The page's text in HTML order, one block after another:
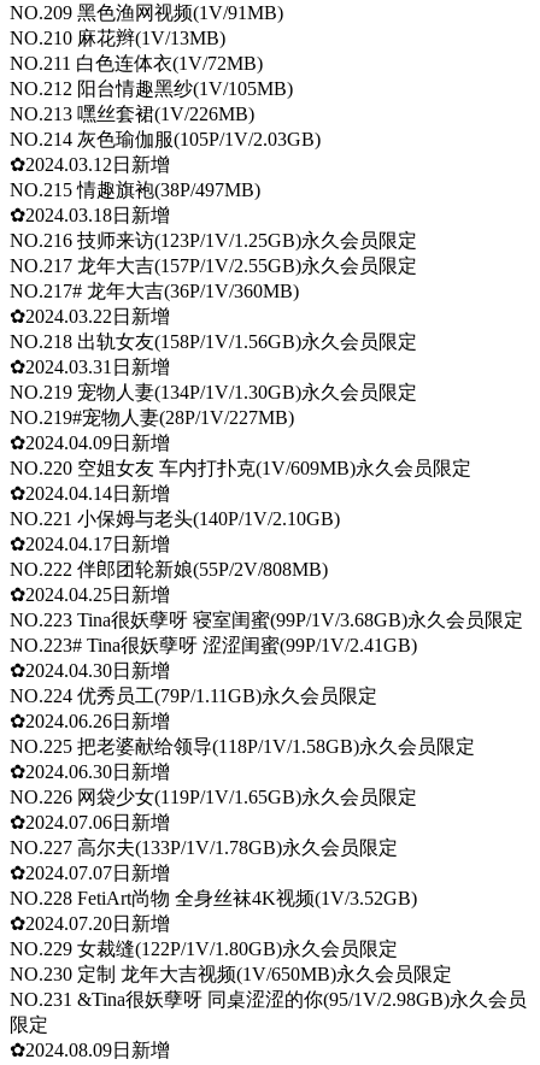
NO.209 黑色渔网视频(1V/91MB)
NO.210 麻花辫(1V/13MB)
NO.211 白色连体衣(1V/72MB)
NO.212 阳台情趣黑纱(1V/105MB)
NO.213 嘿丝套裙(1V/226MB)
NO.214 灰色瑜伽服(105P/1V/2.03GB)
✿2024.03.12日新增
NO.215 情趣旗袍(38P/497MB)
✿2024.03.18日新增
NO.216 技师来访(123P/1V/1.25GB)永久会员限定
NO.217 龙年大吉(157P/1V/2.55GB)永久会员限定
NO.217# 龙年大吉(36P/1V/360MB)
✿2024.03.22日新增
NO.218 出轨女友(158P/1V/1.56GB)永久会员限定
✿2024.03.31日新增
NO.219 宠物人妻(134P/1V/1.30GB)永久会员限定
NO.219#宠物人妻(28P/1V/227MB)
✿2024.04.09日新增
NO.220 空姐女友 车内打扑克(1V/609MB)永久会员限定
✿2024.04.14日新增
NO.221 小保姆与老头(140P/1V/2.10GB)
✿2024.04.17日新增
NO.222 伴郎团轮新娘(55P/2V/808MB)
✿2024.04.25日新增
NO.223 Tina很妖孽呀 寝室闺蜜(99P/1V/3.68GB)永久会员限定
NO.223# Tina很妖孽呀 涩涩闺蜜(99P/1V/2.41GB)
✿2024.04.30日新增
NO.224 优秀员工(79P/1.11GB)永久会员限定
✿2024.06.26日新增
NO.225 把老婆献给领导(118P/1V/1.58GB)永久会员限定
✿2024.06.30日新增
NO.226 网袋少女(119P/1V/1.65GB)永久会员限定
✿2024.07.06日新增
NO.227 高尔夫(133P/1V/1.78GB)永久会员限定
✿2024.07.07日新增
NO.228 FetiArt尚物 全身丝袜4K视频(1V/3.52GB)
✿2024.07.20日新增
NO.229 女裁缝(122P/1V/1.80GB)永久会员限定
NO.230 定制 龙年大吉视频(1V/650MB)永久会员限定
NO.231 &Tina很妖孽呀 同桌涩涩的你(95/1V/2.98GB)永久会员
限定
✿2024.08.09日新增